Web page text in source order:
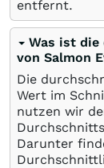
entfernt.
Was ist die
von Salmon
Die
Wert im
nutzen wir
Darunter